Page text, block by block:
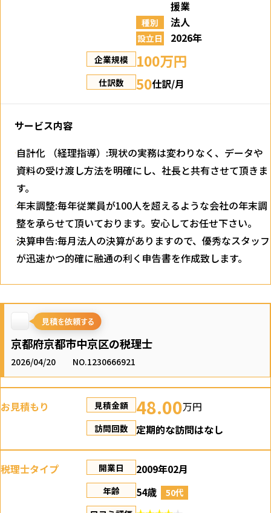
援業
種別 法人
設立日 2026年
企業規模 100万円
仕訳数 50仕訳/月
サービス内容
自計化 （経理指導）:現状の実務は変わりなく、データや
資料の受け渡し方法を明確にし、社長と共有させて頂きま
す。
年末調整:毎年従業員が100人を超えるような会社の年末調
整を承らせて頂いております。安心してお任せ下さい。
決算申告:毎月法人の決算がありますので、優秀なスタッフ
が迅速かつ的確に融通の利く申告書を作成致します。
京都府京都市中京区の税理士
2026/04/20 NO.1230666921
お見積もり 見積金額 48.00万円
訪問回数 定期的な訪問はなし
税理士タイプ 開業日 2009年02月
年齢 54歳
50代